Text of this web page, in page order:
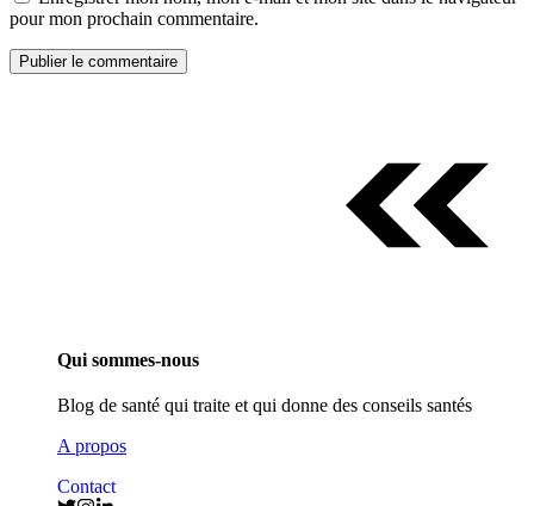
pour mon prochain commentaire.
Qui sommes-nous
Blog de santé qui traite et qui donne des conseils santés
A propos
Contact